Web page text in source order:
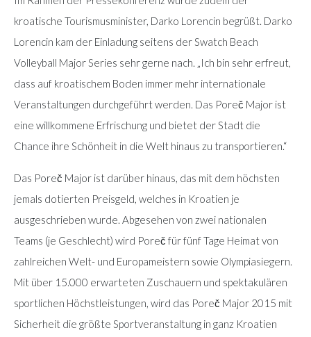
kroatische Tourismusminister, Darko Lorencin begrüßt. Darko
Lorencin kam der Einladung seitens der Swatch Beach
Volleyball Major Series sehr gerne nach. „Ich bin sehr erfreut,
dass auf kroatischem Boden immer mehr internationale
Veranstaltungen durchgeführt werden. Das Poreč Major ist
eine willkommene Erfrischung und bietet der Stadt die
Chance ihre Schönheit in die Welt hinaus zu transportieren.“
Das Poreč Major ist darüber hinaus, das mit dem höchsten
jemals dotierten Preisgeld, welches in Kroatien je
ausgeschrieben wurde. Abgesehen von zwei nationalen
Teams (je Geschlecht) wird Poreč für fünf Tage Heimat von
zahlreichen Welt- und Europameistern sowie Olympiasiegern.
Mit über 15.000 erwarteten Zuschauern und spektakulären
sportlichen Höchstleistungen, wird das Poreč Major 2015 mit
Sicherheit die größte Sportveranstaltung in ganz Kroatien